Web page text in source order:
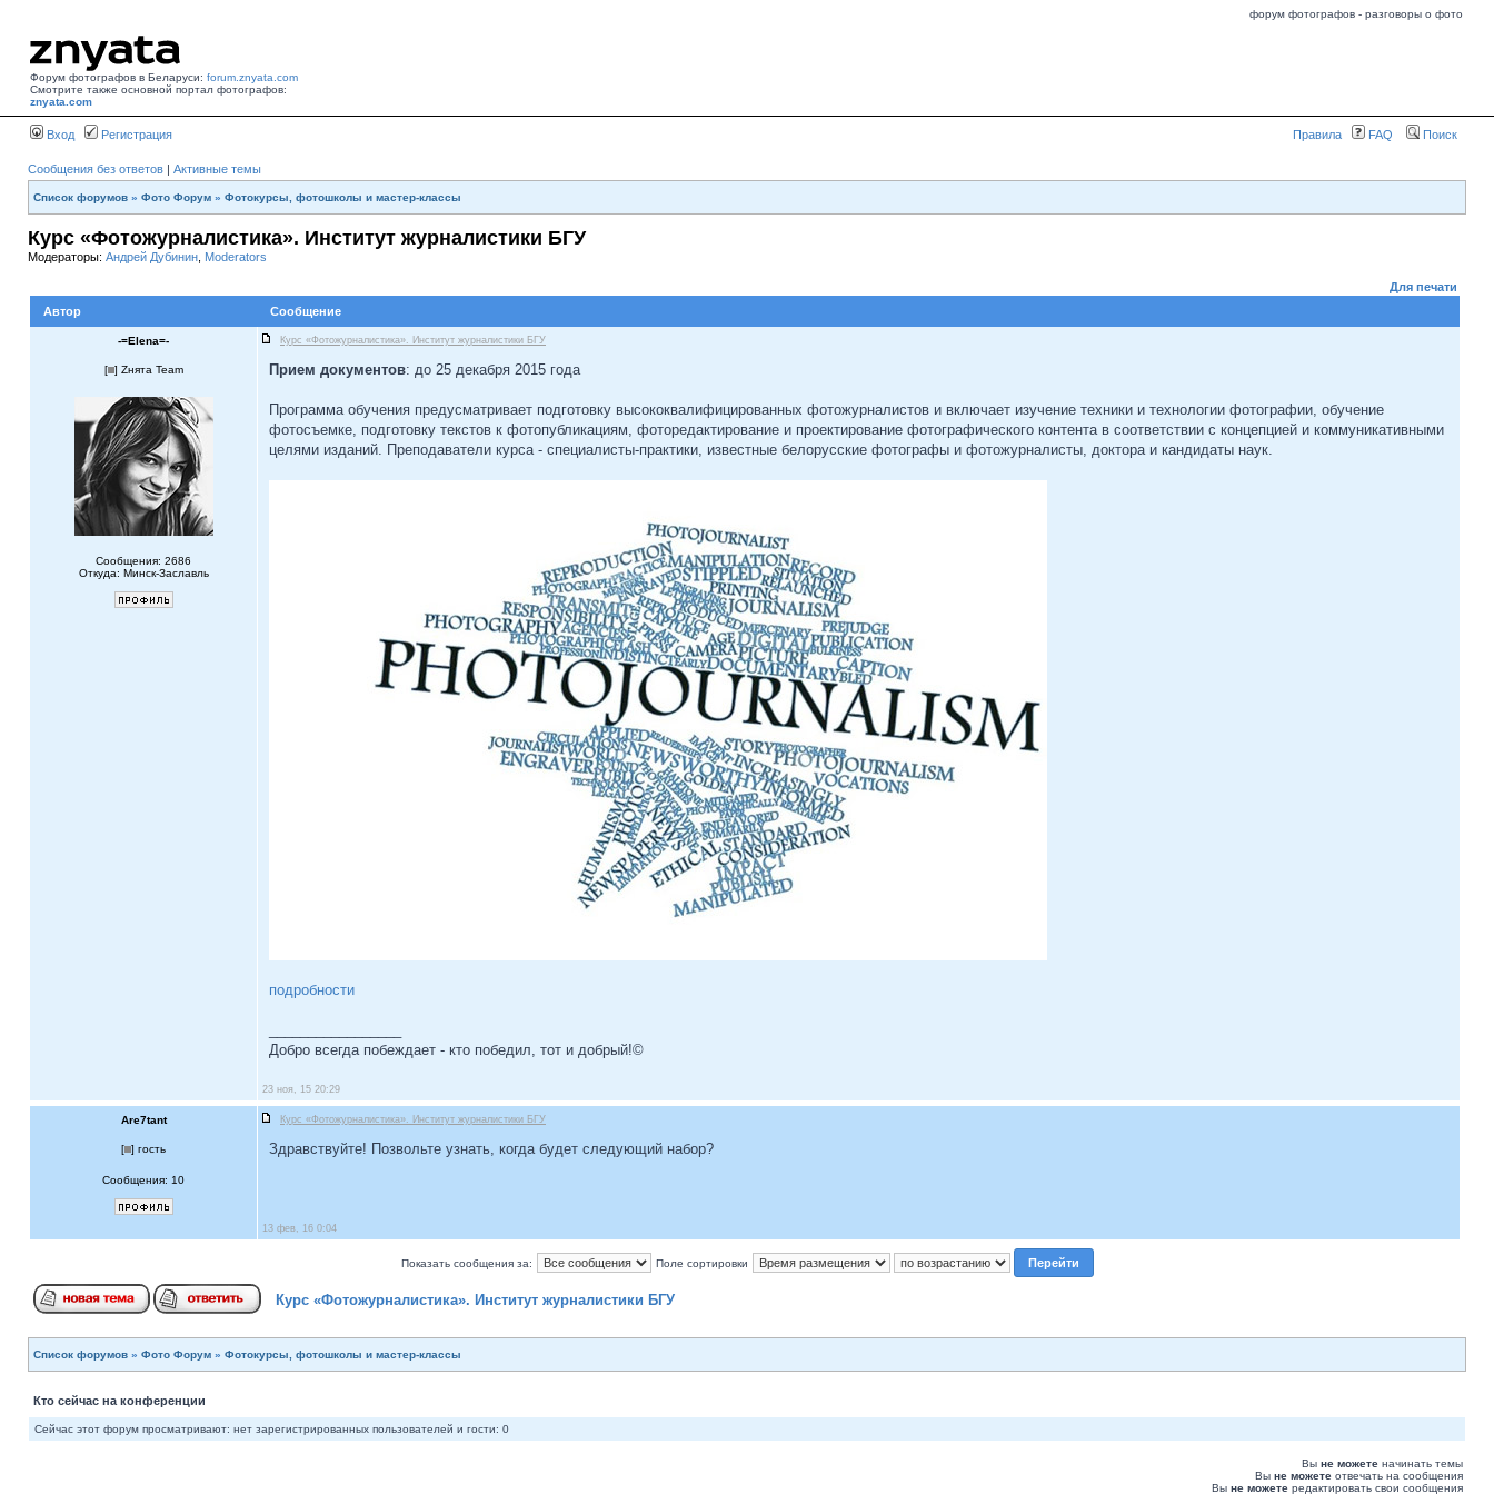
форум фотографов - разговоры о фото
Форум фотографов в Беларуси: forum.znyata.com
Смотрите также основной портал фотографов:
znyata.com
Вход Регистрация Правила FAQ Поиск
Сообщения без ответов | Активные темы
Список форумов » Фото Форум » Фотокурсы, фотошколы и мастер-классы
Курс «Фотожурналистика». Институт журналистики БГУ
Модераторы: Андрей Дубинин Moderators
Для печати
Автор
Сообщение
-=Elena=- Курс «Фотожурналистика». Институт журналистики БГУ
[ ] Zнята Team
Сообщения: 2686
Откуда: Минск-Заславль
Прием документов: до 25 декабря 2015 года
Программа обучения предусматривает подготовку высококвалифицированных фотожурналистов и включает изучение техники и технологии фотографии, обучение
фотосъемке, подготовку текстов к фотопубликациям, фоторедактирование и проектирование фотографического контента в соответствии с концепцией и коммуникативными
целями изданий. Преподаватели курса - специалисты-практики, известные белорусские фотографы и фотожурналисты, доктора и кандидаты наук.
подробности
Добро всегда побеждает - кто победил, тот и добрый!©
23 ноя, 15 20:29
Are7tant Курс «Фотожурналистика». Институт журналистики БГУ
[ ] гость
Сообщения: 10
Здравствуйте! Позвольте узнать, когда будет следующий набор?
13 фев, 16 0:04
Показать сообщения за: Поле сортировки
Курс «Фотожурналистика». Институт журналистики БГУ
Список форумов » Фото Форум » Фотокурсы, фотошколы и мастер-классы
Кто сейчас на конференции
Сейчас этот форум просматривают: нет зарегистрированных пользователей и гости: 0
Вы не можете начинать темы
Вы не можете отвечать на сообщения
Вы не можете редактировать свои сообщения